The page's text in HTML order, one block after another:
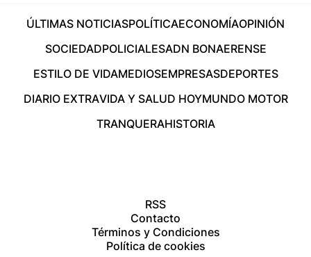
ÚLTIMAS NOTICIASPOLÍTICAECONOMÍAOPINIÓN
SOCIEDADPOLICIALESADN BONAERENSE
ESTILO DE VIDAMEDIOSEMPRESASDEPORTES
DIARIO EXTRAVIDA Y SALUD HOYMUNDO MOTOR
TRANQUERAHISTORIA
RSS
Contacto
Términos y Condiciones
Política de cookies